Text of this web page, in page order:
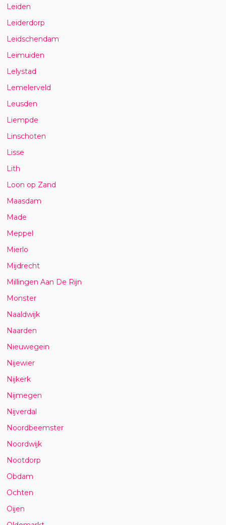
Leiden
Leiderdorp
Leidschendam
Leimuiden
Lelystad
Lemelerveld
Leusden
Liempde
Linschoten
Lisse
Lith
Loon op Zand
Maasdam
Made
Meppel
Mierlo
Mijdrecht
Millingen Aan De Rijn
Monster
Naaldwijk
Naarden
Nieuwegein
Nijewier
Nijkerk
Nijmegen
Nijverdal
Noordbeemster
Noordwijk
Nootdorp
Obdam
Ochten
Oijen